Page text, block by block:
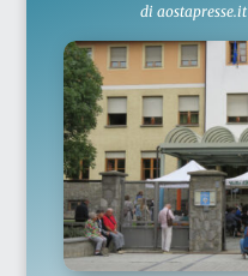
diaostapresse.it